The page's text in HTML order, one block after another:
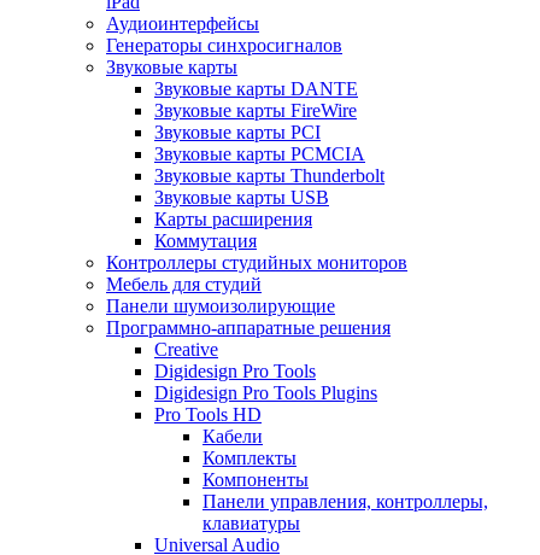
Аудиоинтерфейсы
Генераторы синхросигналов
Звуковые карты
Звуковые карты DANTE
Звуковые карты FireWire
Звуковые карты PCI
Звуковые карты PCMCIA
Звуковые карты Thunderbolt
Звуковые карты USB
Карты расширения
Коммутация
Контроллеры студийных мониторов
Мебель для студий
Панели шумоизолирующие
Программно-аппаратные решения
Creative
Digidesign Pro Tools
Digidesign Pro Tools Plugins
Pro Tools HD
Кабели
Комплекты
Компоненты
Панели управления, контроллеры,
клавиатуры
Universal Audio